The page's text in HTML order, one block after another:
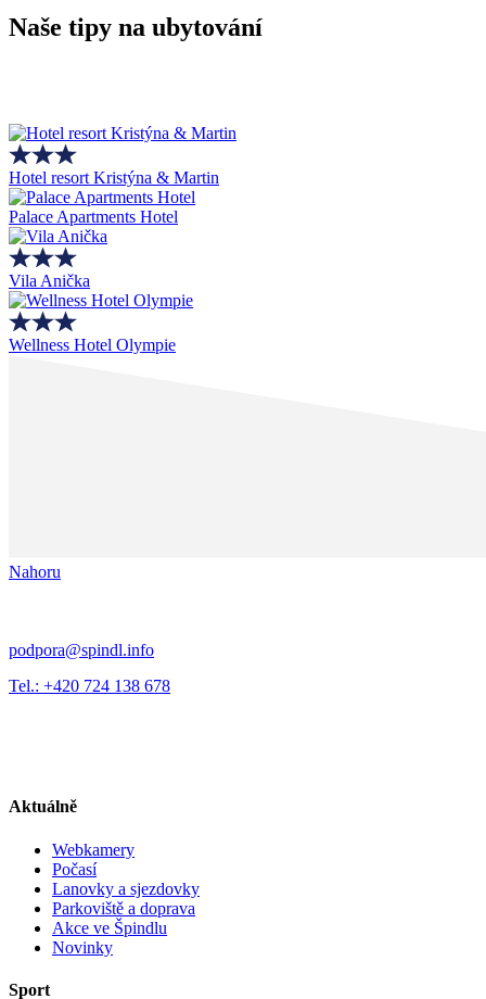
Naše tipy na ubytování
Hotel resort Kristýna & Martin
Palace Apartments Hotel
Vila Anička
Wellness Hotel Olympie
Nahoru
podpora@spindl.info
Tel.: +420 724 138 678
Aktuálně
Webkamery
Počasí
Lanovky a sjezdovky
Parkoviště a doprava
Akce ve Špindlu
Novinky
Sport